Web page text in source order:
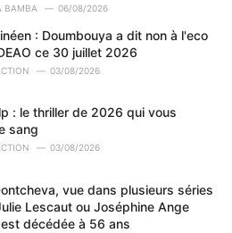
BAMBA 06/08/2026
: Doumbouya a dit non à l'eco
ce 30 juillet 2026
03/08/2026
: le thriller de 2026 qui vous
sang
03/08/2026
vue dans plusieurs séries
Lescaut ou Joséphine Ange
décédée à 56 ans